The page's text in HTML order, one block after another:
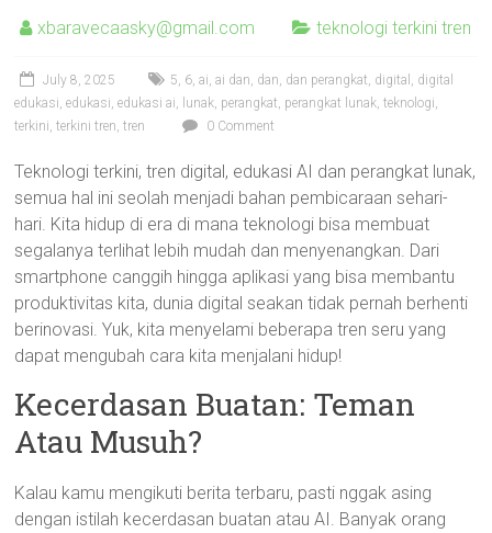
xbaravecaasky@gmail.com teknologi terkini tren
July 8, 2025 5, 6,ai,ai dan, dan, dan perangkat, digital , digital
edukasi,edukasi,edukasi ai, lunak, perangkat, perangkat lunak,teknologi,
terkini,terkini tren,tren 0 Comment
Teknologi terkini, tren digital, edukasi AI dan perangkat lunak,
semua hal ini seolah menjadi bahan pembicaraan sehari-
hari. Kita hidup di era di mana teknologi bisa membuat
segalanya terlihat lebih mudah dan menyenangkan. Dari
smartphone canggih hingga aplikasi yang bisa membantu
produktivitas kita, dunia digital seakan tidak pernah berhenti
berinovasi. Yuk, kita menyelami beberapa tren seru yang
dapat mengubah cara kita menjalani hidup!
Kecerdasan Buatan: Teman
Atau Musuh?
Kalau kamu mengikuti berita terbaru, pasti nggak asing
dengan istilah kecerdasan buatan atau AI. Banyak orang